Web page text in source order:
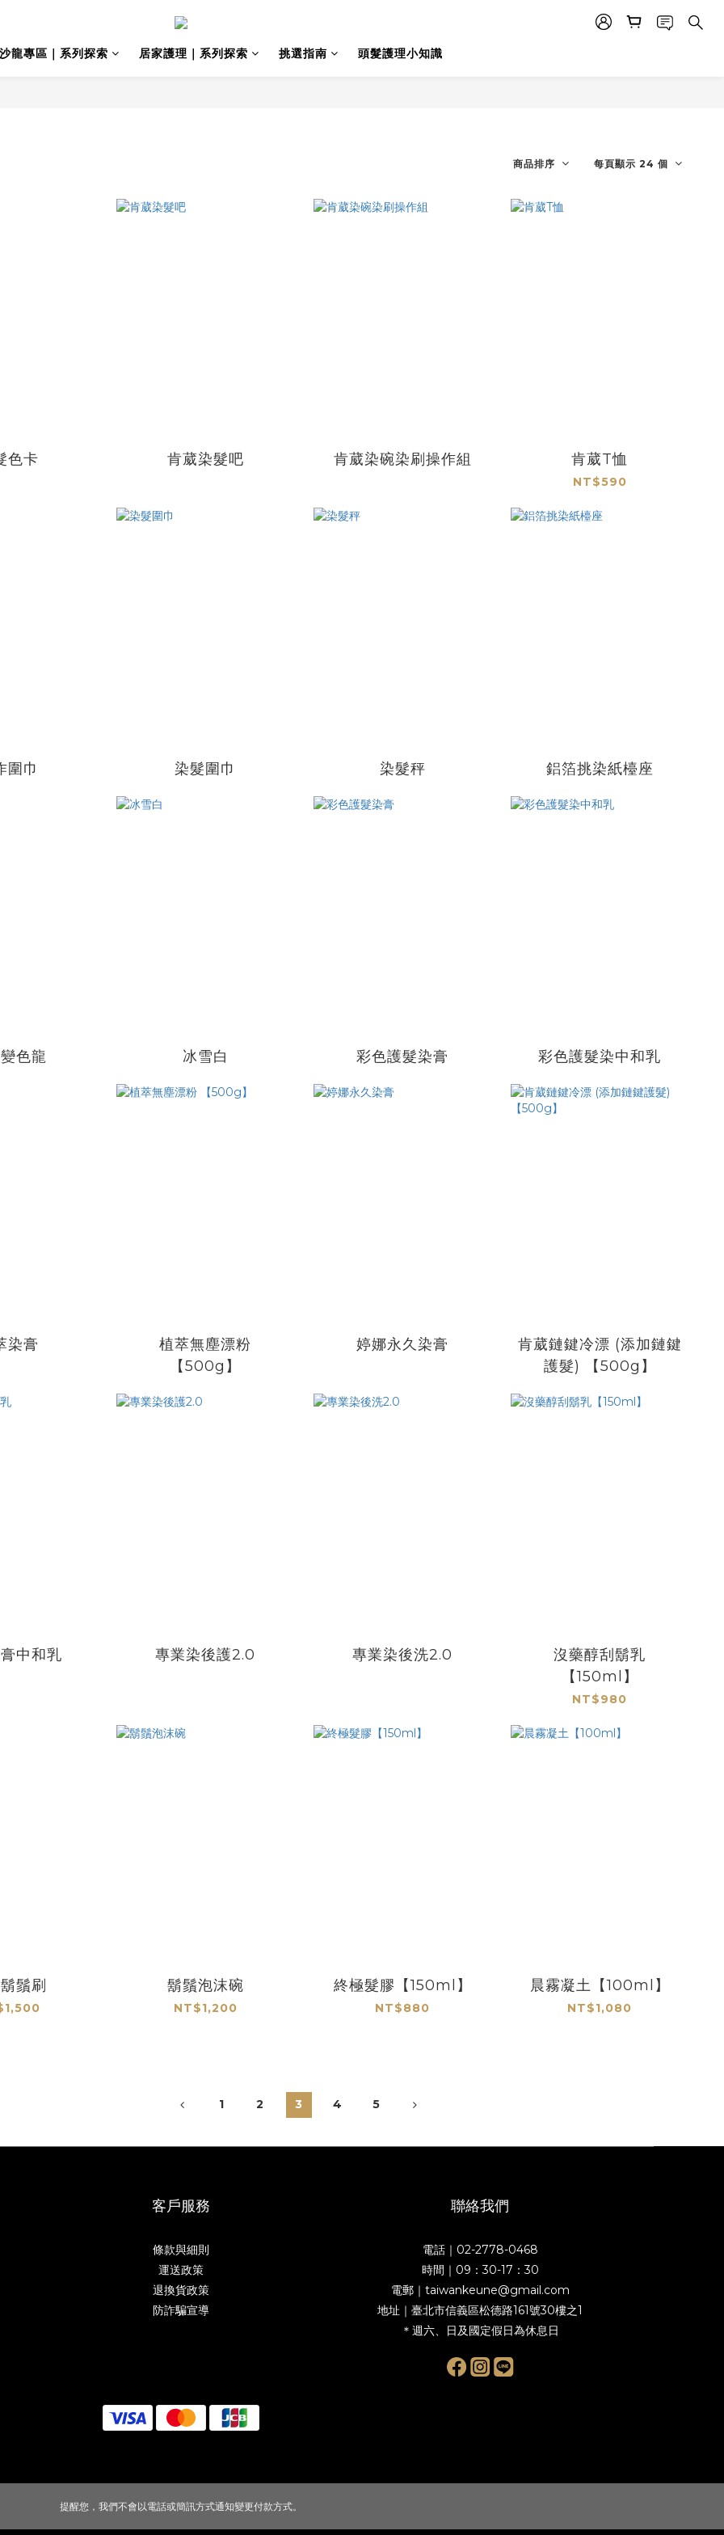
龍專區｜系列探索 居家護理｜系列探索 挑選指南 頭髮護理小知識
商品排序 每頁顯示 24 個
色卡 肯葳染髮吧 肯葳染碗染刷操作組 肯葳T恤
NT$590
圍巾 染髮圍巾 染髮秤 鋁箔挑染紙檯座
色龍 冰雪白 彩色護髮染膏 彩色護髮染中和乳
染膏
植萃無塵漂粉
【500g】
婷娜永久染膏
肯葳鏈鍵冷漂 (添加鏈鍵
護髮) 【500g】
中和乳 專業染後護2.0 專業染後洗2.0
沒藥醇刮鬍乳
【150ml】
NT$980
鬚刷 鬍鬚泡沫碗
NT$1,200
終極髮膠【150ml】
NT$880
晨霧凝土【100ml】
NT$1,080
1 2 3 4 5
客戶服務
條款與細則
運送政策
退換貨政策
防詐騙宣導
聯絡我們
電話｜02-2778-0468
時間｜09：30-17：30
電郵｜taiwankeune@gmail.com
地址｜臺北市信義區松德路161號30樓之1
＊週六、日及國定假日為休息日
提醒您，我們不會以電話或簡訊方式通知變更付款方式。